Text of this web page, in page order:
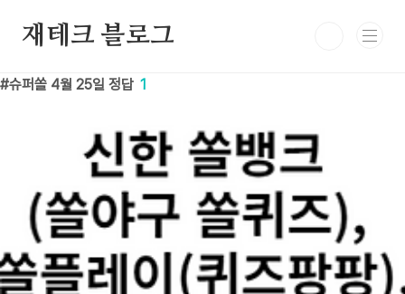
재테크 블로그
슈퍼쏠 4월 25일 정답 1